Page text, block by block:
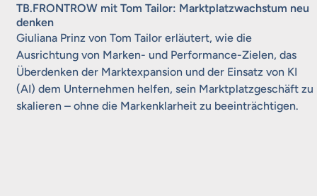
TB.FRONTROW mit Tom Tailor: Marktplatzwachstum neu
denken
Giuliana Prinz von Tom Tailor erläutert, wie die
Ausrichtung von Marken- und Performance-Zielen, das
Überdenken der Marktexpansion und der Einsatz von KI
(AI) dem Unternehmen helfen, sein Marktplatzgeschäft zu
skalieren – ohne die Markenklarheit zu beeinträchtigen.